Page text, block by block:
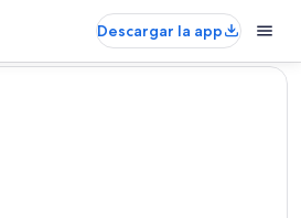
Descargar la app